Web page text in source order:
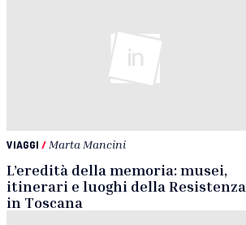
VIAGGI / Marta Mancini
L’eredità della memoria: musei,
itinerari e luoghi della Resistenza
in Toscana